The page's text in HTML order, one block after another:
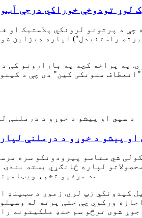
لوړ تودوخې خوراکي درجې
د پرتونو لرونکي پلاستیک او
راستنیدل") لپاره ډیزاین
په پراخه کچه په بازارونو کې
منونکی کین" دی چې د
او پیشو د خوړو د درملنې
شي ستاسو پیرودونکو سره
لپاره ځانګړي بسته
د مرغیو تخم، ویټامینونه او د څارویو لپاره اضافي توکي، او نور ډیر څه.
کیدونکي زپ لري. زموږ د سټینډ
ورکوي چې حتی پرته له وسیلو
شوی ترڅو سم خنډ ملکیتونه